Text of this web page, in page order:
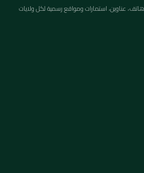
هاتف، عناوين، استمارات ومواقع رسمية لكل ولايات